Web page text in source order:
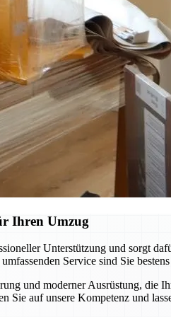
Ihren Umzug
Unterstützung und sorgt
Service sind Sie
und moderner Ausrüstung, die
auf unsere Kompetenz und